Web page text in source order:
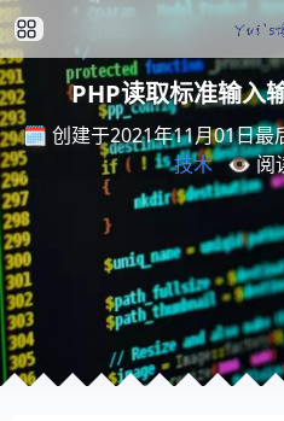
PHP读取标准输
🗓️ 创建于2021年11月01日最
最
技术 👁️ 阅